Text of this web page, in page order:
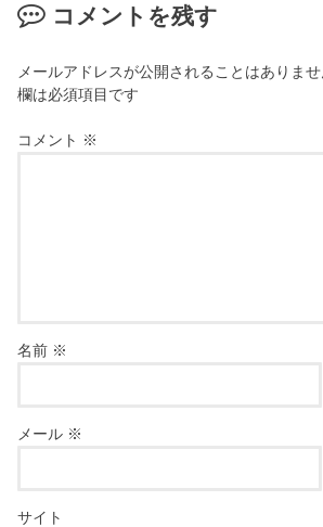
コメントを残す
メールアドレスが公開されることはありませ
欄は必須項目です
コメント ※
名前 ※
メール ※
サイト